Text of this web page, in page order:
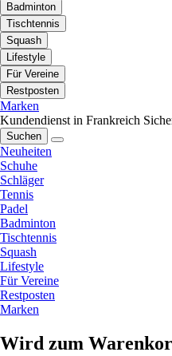
Badminton
Tischtennis
Squash
Lifestyle
Für Vereine
Restposten
Marken
Kundendienst in Frankreich
Suchen
Neuheiten
Schuhe
Schläger
Tennis
Padel
Badminton
Tischtennis
Squash
Lifestyle
Für Vereine
Restposten
Marken
Wird zum